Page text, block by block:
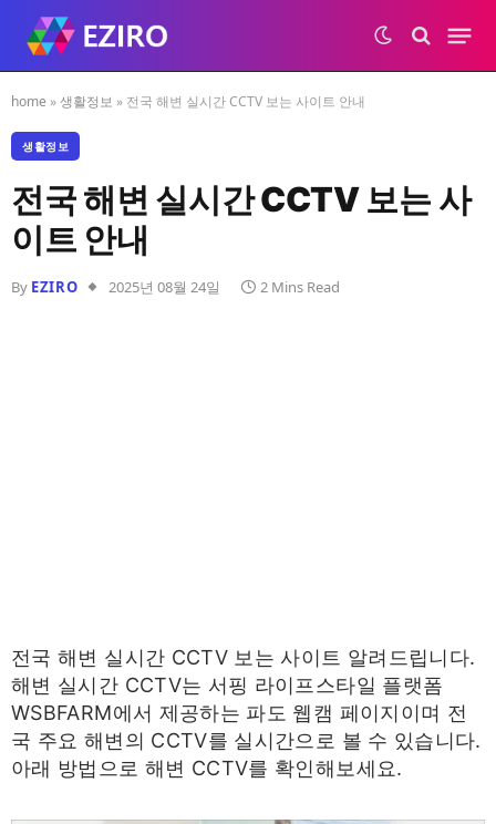
home »생활정보 » 전국 해변 실시간 CCTV 보는 사이트 안내
생활정보
전국 해변 실시간 CCTV 보는 사
이트 안내
By EZIRO 2025년 08월 24일 2 Mins Read
전국 해변 실시간 CCTV 보는 사이트 알려드립니다.
해변 실시간 CCTV는 서핑 라이프스타일 플랫폼
WSBFARM에서 제공하는 파도 웹캠 페이지이며 전
국 주요 해변의 CCTV를 실시간으로 볼 수 있습니다.
아래 방법으로 해변 CCTV를 확인해보세요.